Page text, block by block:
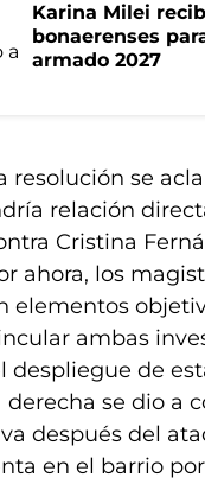
Karina Milei
bonaerenses
armado 2027
resolución se
relación
Cristina
ahora, los
elementos
ambas
despliegue de
se dio a
después del
en el barrio